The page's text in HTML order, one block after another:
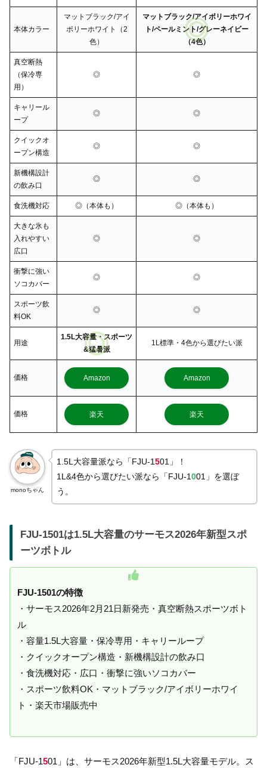
本体カラー
マットブラック/アイ
ボリーホワイト（2
色）
マットブラック/アイボリーホワイ
ト/ペールミント/グレーネイビー
（4色）
真空断熱
（保冷専
用）
◎ ◎
キャリール
ープ
◎ ◎
クイックオ
ープン構造
◎ ◎
新機構設計
の飲み口
◎ ◎
食洗機対応 ◎（本体も） ◎（本体も）
大きな氷も
入れやすい
広口
◎ ◎
衝撃に強い
ソコカバー
◎ ◎
スポーツ飲
料OK
◎ ◎
用途
1.5L大容量・スポーツ
&猛暑派
1L標準・4色から選びたい派
価格 Amazon Amazon
価格 楽天 楽天
monoちゃん
1.5L大容量派なら「FJU-1501」！
1L&4色から選びたい派なら「FJU-1001」を選ぼ
う。
FJU-1501は1.5L大容量のサーモス2026年新型スポ
ーツボトル
FJU-1501の特徴
・サーモス2026年2月21日新発売・真空断熱スポーツボト
ル
・容量1.5L大容量・保冷専用・キャリーループ
・クイックオープン構造・新機構設計の飲み口
・食洗機対応・広口・衝撃に強いソコカバー
・スポーツ飲料OK・マットブラック/アイボリーホワイ
ト・楽天市場販売中
「FJU-1501」は、サーモス2026年新型1.5L大容量モデル。ス